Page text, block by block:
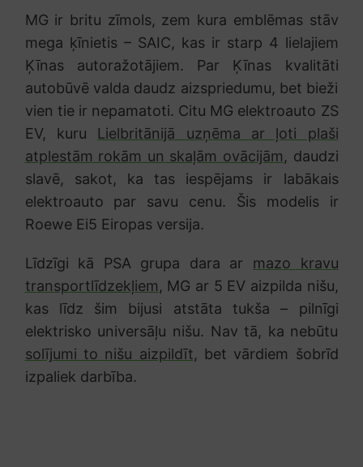
MG ir britu zīmols, zem kura emblēmas stāv
mega ķīnietis – SAIC, kas ir starp 4 lielajiem
Ķīnas autoražotājiem. Par Ķīnas kvalitāti
autobūvē valda daudz aizspriedumu, bet bieži
vien tie ir nepamatoti. Citu MG elektroauto ZS
EV, kuru Lielbritānijā uzņēma ar ļoti plaši
atplestām rokām un skaļām ovācijām, daudzi
slavē, sakot, ka tas iespējams ir labākais
elektroauto par savu cenu. Šis modelis ir
Roewe Ei5 Eiropas versija.
Līdzīgi kā PSA grupa dara ar mazo kravu
transportlīdzekļiem, MG ar 5 EV aizpilda nišu,
kas līdz šim bijusi atstāta tukša – pilnīgi
elektrisko universāļu nišu. Nav tā, ka nebūtu
solījumi to nišu aizpildīt, bet vārdiem šobrīd
izpaliek darbība.